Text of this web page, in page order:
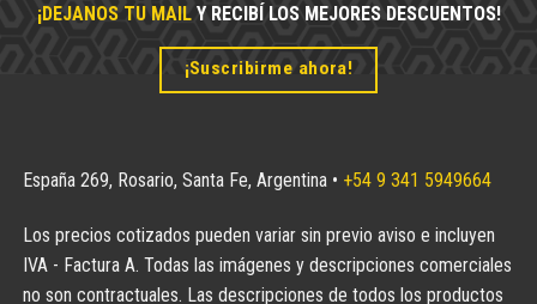
¡DEJANOS TU MAILY RECIBÍ LOS MEJORES DESCUENTOS!
¡Suscribirme ahora!
España 269, Rosario, Santa Fe, Argentina • +54 9 341 5949664
Los precios cotizados pueden variar sin previo aviso e incluyen
IVA - Factura A. Todas las imágenes y descripciones comerciales
no son contractuales. Las descripciones de todos los productos